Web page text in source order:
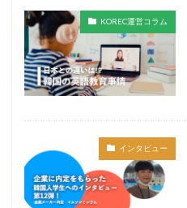
KOREC運営コラム
インタビュー